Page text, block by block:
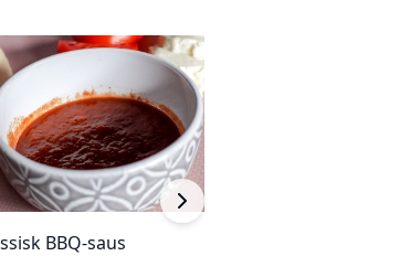
BBQ-saus